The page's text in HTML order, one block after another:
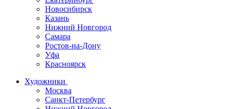
Новосибирск
Казань
Нижний Новгород
Самара
Ростов-на-Дону
Уфа
Красноярск
Художники
Москва
Санкт-Петербург